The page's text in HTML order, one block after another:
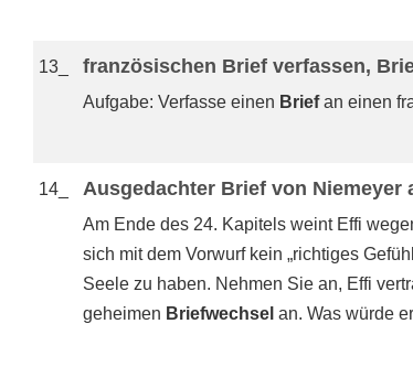
13_ französischen Brief verfassen,
Aufgabe: Verfasse einen Briefan einen
14_ Ausgedachter Brief von Niemeyer
Am Ende des 24. Kapitels weint Effi
sich mit dem Vorwurf kein „richtiges
Seele zu haben. Nehmen Sie an, Effi
geheimen Briefwechsel an. Was würde